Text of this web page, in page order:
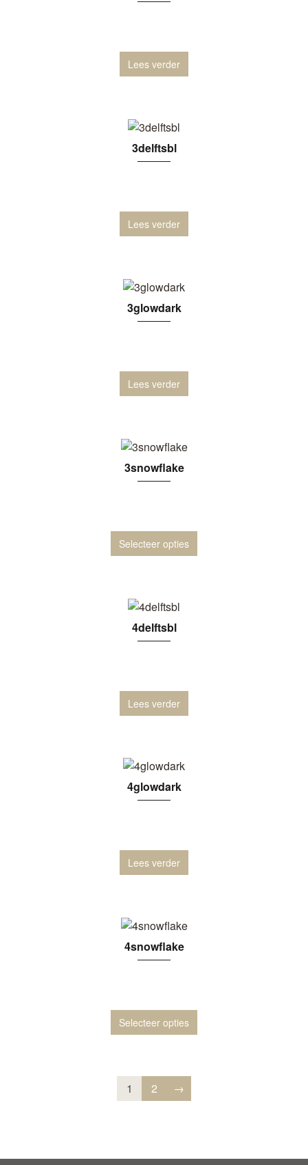
Lees verder
3delftsbl
Lees verder
3glowdark
Lees verder
3snowflake
Selecteer opties
4delftsbl
Lees verder
4glowdark
Lees verder
4snowflake
Selecteer opties
1 2 →